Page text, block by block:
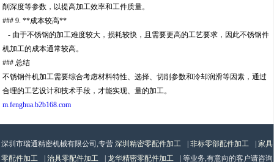
削深度等参数，以提高加工效率和工件质量。
### 9. **成本较高**
- 由于不锈钢的加工难度较大，损耗较快，且需要更高的工艺要求，因此不锈钢件
机加工的成本通常较高。
### 总结
不锈钢件机加工需要综合考虑材料特性、选择、切削参数和冷却润滑等因素，通过
合理的工艺设计和技术手段，才能实现、量的加工。
m.fenghua.b2b168.com
深圳市瑞通精密机械有限公司,专营 深圳精密零配件加工 | 非标零部配件加工 | 家具
零配件加工
| 治具零配件加工 | 龙华精密零配件加工 | 等业务,有意向的客户请咨询